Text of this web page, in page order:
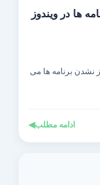
برنامه ها می
ادامه مطلب◀